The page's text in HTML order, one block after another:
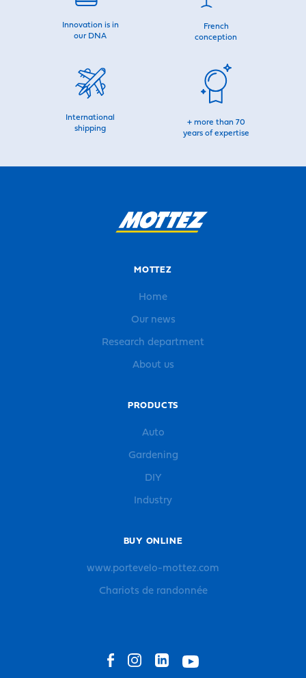
Innovation is in
our DNA
French
conception
International
shipping
+ more than 70
years of expertise
MOTTEZ
Home
Our news
Research department
About us
PRODUCTS
Auto
Gardening
DIY
Industry
BUY ONLINE
www.portevelo-mottez.com
Chariots de randonnée